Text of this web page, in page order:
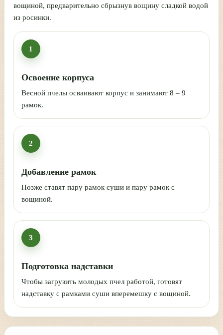
вощиной, предварительно сбрызнув вощину сладкой водой
из росинки.
1
Освоение корпуса
Весной пчелы осваивают корпус и занимают 8 – 9
рамок.
2
Добавление рамок
Позже ставят пару рамок суши и пару рамок с
вощиной.
3
Подготовка надставки
Чтобы загрузить молодых пчел работой, готовят
надставку с рамками суши вперемешку с вощиной.